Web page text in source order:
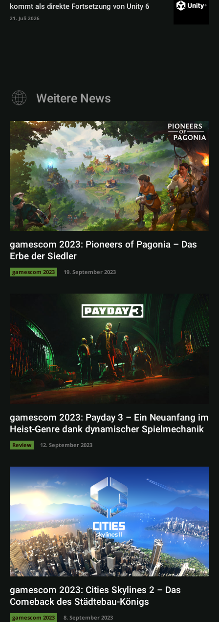
kommt als direkte Fortsetzung von Unity 6
21. Juli 2026
Weitere News
gamescom 2023: Pioneers of Pagonia – Das
Erbe der Siedler
gamescom 2023 19. September 2023
gamescom 2023: Payday 3 – Ein Neuanfang im
Heist-Genre dank dynamischer Spielmechanik
Review 12. September 2023
gamescom 2023: Cities Skylines 2 – Das
Comeback des Städtebau-Königs
gamescom 2023 8. September 2023